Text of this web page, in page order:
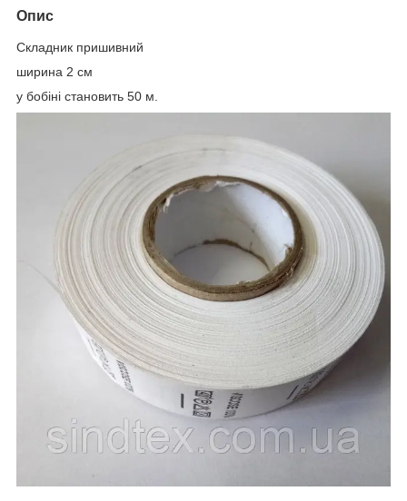
Опис
Складник пришивний
ширина 2 см
у бобіні становить 50 м.